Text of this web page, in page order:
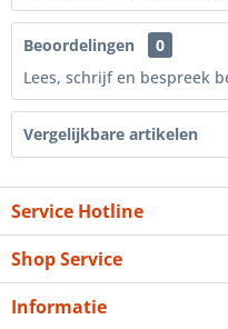
Beoordelingen
0
Lees, schrijf en bespreek
Vergelijkbare artikelen
Service Hotline
Shop Service
Informatie